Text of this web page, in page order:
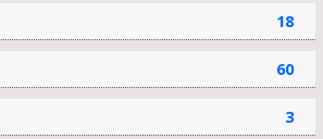
18
60
3